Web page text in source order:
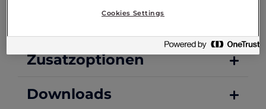
Zusatzoptionen
Downloads
Cookies Settings